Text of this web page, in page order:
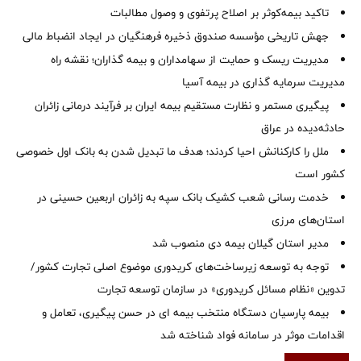
تاکید بیمه‌کوثر بر اصلاح پرتفوی و وصول مطالبات ‌
جهش تاریخی مؤسسه صندوق ذخیره فرهنگیان در ایجاد انضباط مالی
مدیریت ریسک و حمایت از سهامداران و بیمه گذاران؛ نقشه راه
مدیریت سرمایه گذاری در بیمه آسیا
پیگیری مستمر و نظارت مستقیم بیمه ایران بر فرآیند درمانی زائران
حادثه‌دیده در عراق
ملل را کارکنانش احیا کردند؛ هدف ما تبدیل شدن به بانک اول خصوصی
کشور است
خدمت رسانی شعب کشیک بانک سپه به زائران اربعین حسینی در
استان‌‌های مرزی
‌مدیر استان گیلان بیمه دی منصوب شد
توجه به توسعه زیرساخت‌های کریدوری موضوع اصلی تجارت کشور/
تدوین «نظام مسائل کریدوری» در سازمان توسعه تجارت
بیمه پارسیان دستگاه منتخب بیمه ای در حسن پیگیری، تعامل و
اقدامات موثر در سامانه فواد شناخته شد